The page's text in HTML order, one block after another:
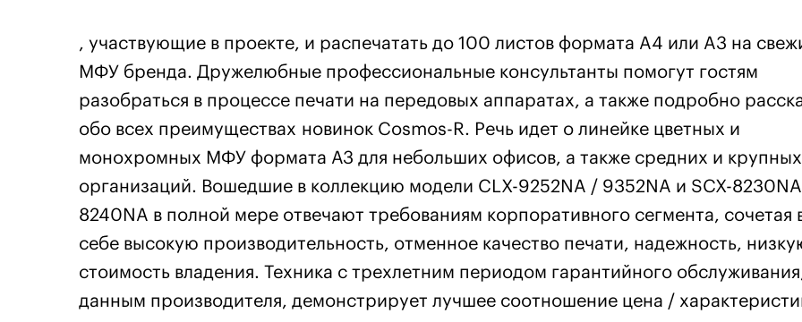
, участвующие в проекте, и распечатать до 100 листов формата A4 или A3 на
МФУ бренда. Дружелюбные профессиональные консультанты помогут гостям
разобраться в процессе печати на передовых аппаратах, а также подробно
обо всех преимуществах новинок Cosmos-R. Речь идет о линейке цветных и
монохромных МФУ формата А3 для небольших офисов, а также средних и крупных
организаций. Вошедшие в коллекцию модели CLX-9252NA / 9352NA и SCX-
8240NA в полной мере отвечают требованиям корпоративного сегмента, сочетая
себе высокую производительность, отменное качество печати, надежность,
стоимость владения. Техника с трехлетним периодом гарантийного
данным производителя, демонстрирует лучшее соотношение цена /